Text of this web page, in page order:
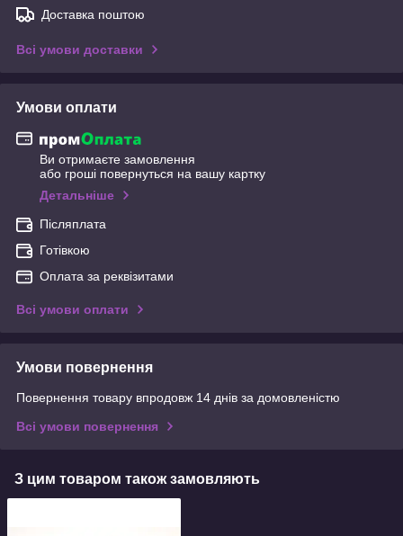
Доставка поштою
Всі умови доставки
Умови оплати
Ви отримаєте замовлення
або гроші повернуться на вашу картку
Детальніше
Післяплата
Готівкою
Оплата за реквізитами
Всі умови оплати
Умови повернення
Повернення товару впродовж 14 днів за домовленістю
Всі умови повернення
З цим товаром також замовляють